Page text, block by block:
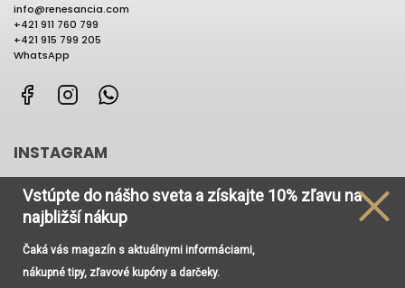
Používame cookies, aby sme Vám umožnili pohodlné
info@renesancia.com
+421 911 760 799
+421 915 799 205
WhatsApp
FacebookInstagram
INSTAGRAM
Vstúpte do nášho sveta a získajte 10% zľavu na
najbližší nákup
Čaká vás magazín s aktuálnymi informáciami,
nákupné tipy, zľavové kupóny a darčeky.